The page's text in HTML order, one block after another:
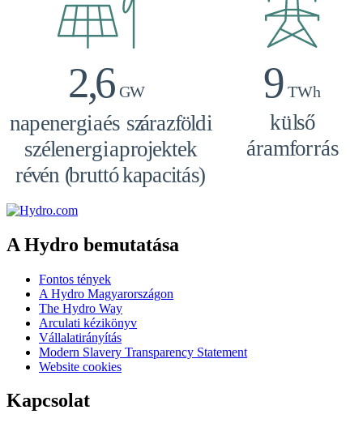
2,6 GW
napenergiaés szárazföldi
szélenergiaprojektek
révén (bruttókapacitás)
9 TWh
külső
áramforrás
A Hydro bemutatása
Fontos tények
A Hydro Magyarországon
The Hydro Way
Arculati kézikönyv
Vállalatirányítás
Modern Slavery Transparency Statement
Website cookies
Kapcsolat